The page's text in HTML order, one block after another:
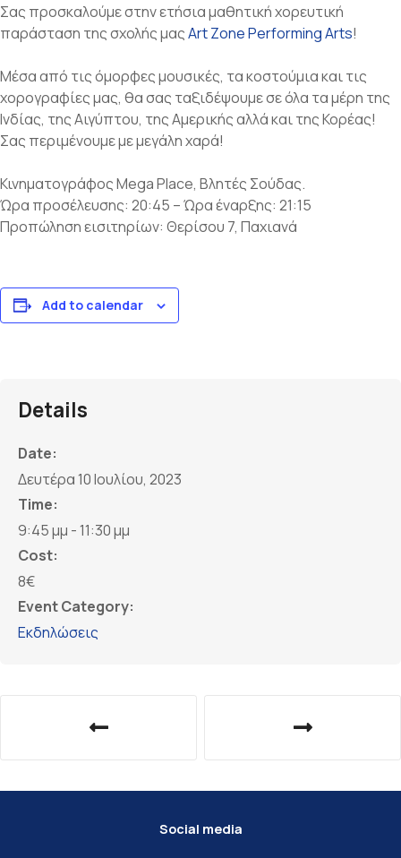
Σας προσκαλούμε στην ετήσια μαθητική χορευτική
παράσταση της σχολής μαςArt Zone Performing Arts!
Μέσα από τις όμορφες μουσικές, τα κοστούμια και τις
χορογραφίες μας, θα σας ταξιδέψουμε σε όλα τα μέρη της
Ινδίας, της Αιγύπτου, της Αμερικής αλλά και της Κορέας!
Σας περιμένουμε με μεγάλη χαρά!
Κινηματογράφος Mega Place, Βλητές Σούδας.
Ώρα προσέλευσης: 20:45 – Ώρα έναρξης: 21:15
Προπώληση εισιτηρίων: Θερίσου 7, Παχιανά
Add to calendar
Details
Date:
Δευτέρα 10 Ιουλίου, 2023
Time:
9:45 μμ - 11:30 μμ
Cost:
8€
Event Category:
Εκδηλώσεις
Social media